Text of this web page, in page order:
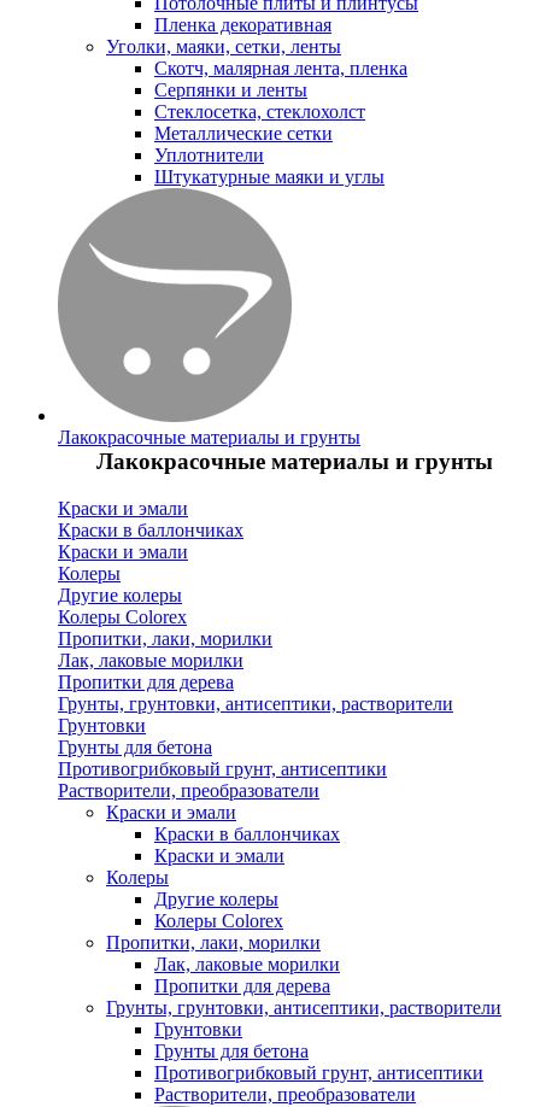
Пленка декоративная
Уголки, маяки, сетки, ленты
Скотч, малярная лента, пленка
Серпянки и ленты
Стеклосетка, стеклохолст
Металлические сетки
Уплотнители
Штукатурные маяки и углы
Лакокрасочные материалы и грунты
Лакокрасочные материалы и грунты
Краски и эмали
Краски в баллончиках
Краски и эмали
Колеры
Другие колеры
Колеры Colorex
Пропитки, лаки, морилки
Лак, лаковые морилки
Пропитки для дерева
Грунты, грунтовки, антисептики, растворители
Грунтовки
Грунты для бетона
Противогрибковый грунт, антисептики
Растворители, преобразователи
Краски и эмали
Краски в баллончиках
Краски и эмали
Колеры
Другие колеры
Колеры Colorex
Пропитки, лаки, морилки
Лак, лаковые морилки
Пропитки для дерева
Грунты, грунтовки, антисептики, растворители
Грунтовки
Грунты для бетона
Противогрибковый грунт, антисептики
Растворители, преобразователи